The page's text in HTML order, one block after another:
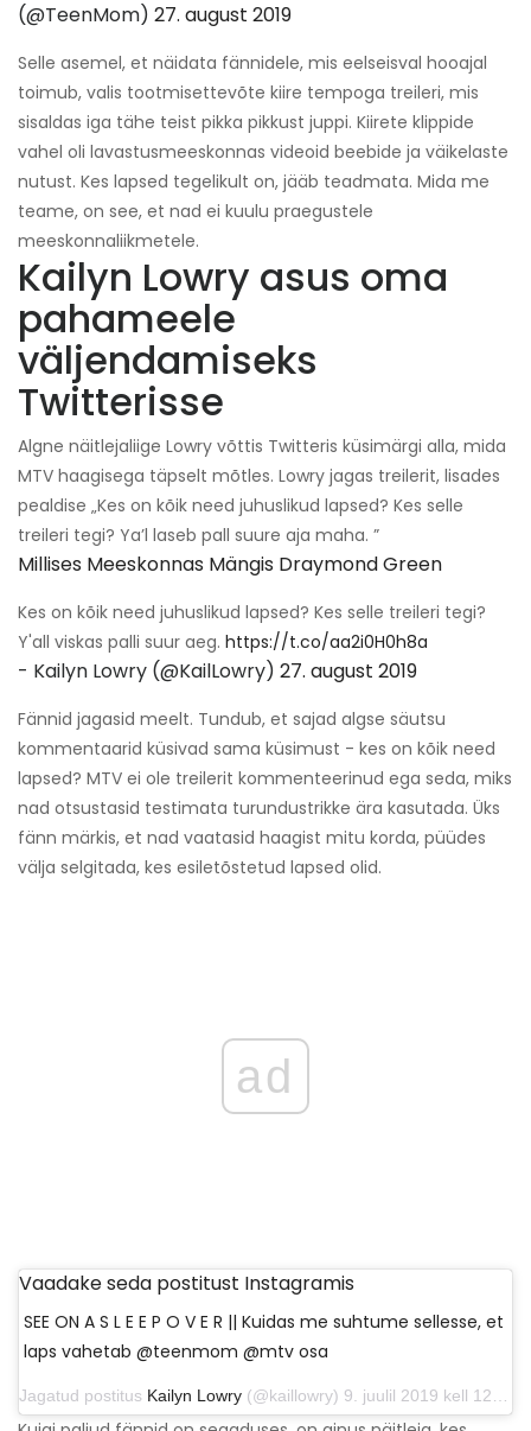
(@TeenMom) 27. august 2019
Selle asemel, et näidata fännidele, mis eelseisval hooajal
toimub, valis tootmisettevõte kiire tempoga treileri, mis
sisaldas iga tähe teist pikka pikkust juppi. Kiirete klippide
vahel oli lavastusmeeskonnas videoid beebide ja väikelaste
nutust. Kes lapsed tegelikult on, jääb teadmata. Mida me
teame, on see, et nad ei kuulu praegustele
meeskonnaliikmetele.
Kailyn Lowry asus oma
pahameele
väljendamiseks
Twitterisse
Algne näitlejaliige Lowry võttis Twitteris küsimärgi alla, mida
MTV haagisega täpselt mõtles. Lowry jagas treilerit, lisades
pealdise „Kes on kõik need juhuslikud lapsed? Kes selle
treileri tegi? Ya’l laseb pall suure aja maha. ”
Millises Meeskonnas Mängis Draymond Green
Kes on kõik need juhuslikud lapsed? Kes selle treileri tegi?
Y'all viskas palli suur aeg. https://t.co/aa2i0H0h8a
- Kailyn Lowry (@KailLowry) 27. august 2019
Fännid jagasid meelt. Tundub, et sajad algse säutsu
kommentaarid küsivad sama küsimust - kes on kõik need
lapsed? MTV ei ole treilerit kommenteerinud ega seda, miks
nad otsustasid testimata turundustrikke ära kasutada. Üks
fänn märkis, et nad vaatasid haagist mitu korda, püüdes
välja selgitada, kes esiletõstetud lapsed olid.
ad
Vaadake seda postitust Instagramis
SEE ON A S L E E P O V E R || Kuidas me suhtume sellesse, et
laps vahetab @teenmom @mtv osa
Jagatud postitus Kailyn Lowry (@kaillowry) 9. juulil 2019 kell 12.06 PDT